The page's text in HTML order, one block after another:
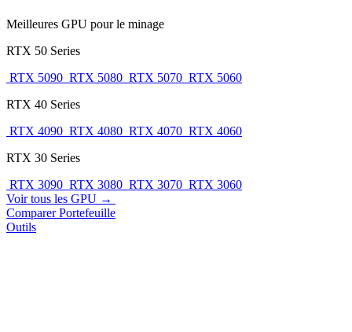
Meilleures GPU pour le minage
RTX 50 Series
RTX 5090 RTX 5080 RTX 5070 RTX 5060
RTX 40 Series
RTX 4090 RTX 4080 RTX 4070 RTX 4060
RTX 30 Series
RTX 3090 RTX 3080 RTX 3070 RTX 3060
Voir tous les GPU →
ComparerPortefeuille
Outils